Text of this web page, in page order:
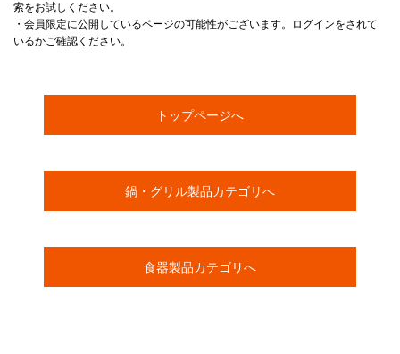
索をお試しください。
・会員限定に公開しているページの可能性がございます。ログインをされて
いるかご確認ください。
トップページへ
鍋・グリル製品カテゴリへ
食器製品カテゴリへ